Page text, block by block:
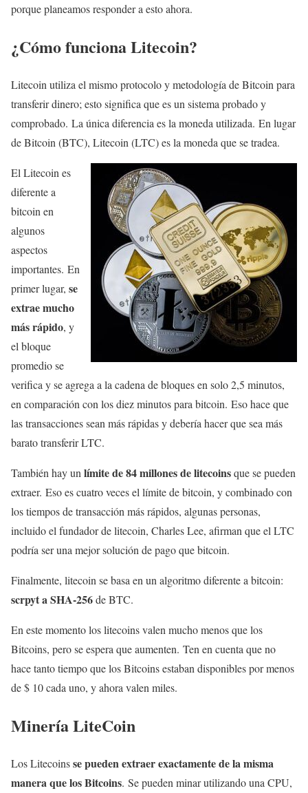
porque planeamos responder a esto ahora.
¿Cómo funciona Litecoin?
Litecoin utiliza el mismo protocolo y metodología de Bitcoin para
transferir dinero; esto significa que es un sistema probado y
comprobado. La única diferencia es la moneda utilizada. En lugar
de Bitcoin (BTC), Litecoin (LTC) es la moneda que se tradea.
El Litecoin es
diferente a
bitcoin en
algunos
aspectos
importantes. En
primer lugar, se
extrae mucho
más rápido, y
el bloque
promedio se
verifica y se agrega a la cadena de bloques en solo 2,5 minutos,
en comparación con los diez minutos para bitcoin. Eso hace que
las transacciones sean más rápidas y debería hacer que sea más
barato transferir LTC.
También hay un límite de 84 millones de litecoinsque se pueden
extraer. Eso es cuatro veces el límite de bitcoin, y combinado con
los tiempos de transacción más rápidos, algunas personas,
incluido el fundador de litecoin, Charles Lee, afirman que el LTC
podría ser una mejor solución de pago que bitcoin.
Finalmente, litecoin se basa en un algoritmo diferente a bitcoin:
scrpyt a SHA-256de BTC.
En este momento los litecoins valen mucho menos que los
Bitcoins, pero se espera que aumenten. Ten en cuenta que no
hace tanto tiempo que los Bitcoins estaban disponibles por menos
de $ 10 cada uno, y ahora valen miles.
Minería LiteCoin
Los Litecoinsse pueden extraer exactamente de la misma
manera que los Bitcoins. Se pueden minar utilizando una CPU,